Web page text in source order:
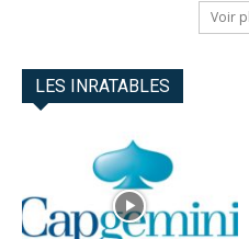
Voir
LES INRATABLES